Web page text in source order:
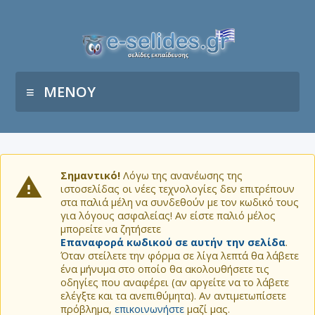
ΜΕΝΟΥ
Σημαντικό! Λόγω της ανανέωσης της
ιστοσελίδας οι νέες τεχνολογίες δεν επιτρέπουν
στα παλιά μέλη να συνδεθούν με τον κωδικό τους
για λόγους ασφαλείας! Αν είστε παλιό μέλος
μπορείτε να ζητήσετε
Επαναφορά κωδικού σε αυτήν την σελίδα.
Όταν στείλετε την φόρμα σε λίγα λεπτά θα λάβετε
ένα μήνυμα στο οποίο θα ακολουθήσετε τις
οδηγίες που αναφέρει (αν αργείτε να το λάβετε
ελέγξτε και τα ανεπιθύμητα). Αν αντιμετωπίσετε
πρόβλημα, επικοινωνήστε μαζί μας.